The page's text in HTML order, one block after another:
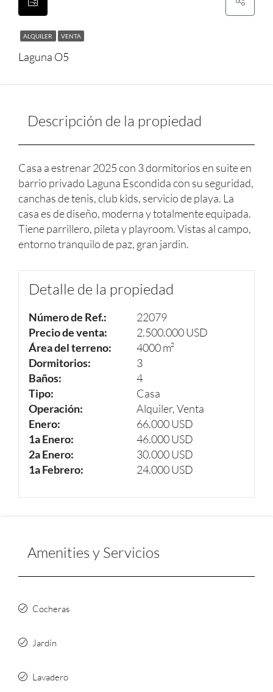
ALQUILER VENTA
Laguna O5
Descripción de la propiedad
Casa a estrenar 2025 con 3 dormitorios en suite en
barrio privado Laguna Escondida con su seguridad,
canchas de tenis, club kids, servicio de playa. La
casa es de diseño, moderna y totalmente equipada.
Tiene parrillero, pileta y playroom. Vistas al campo,
entorno tranquilo de paz, gran jardin.
Detalle de la propiedad
Número de Ref.:
22079
Precio de venta:
2.500.000 USD
Área del terreno:
4000 m²
Dormitorios:
3
Baños:
4
Tipo:
Casa
Operación:
Alquiler, Venta
Enero:
66.000 USD
1a Enero:
46.000 USD
2a Enero:
30.000 USD
1a Febrero:
24.000 USD
Amenities y Servicios
Cocheras
Jardín
Lavadero